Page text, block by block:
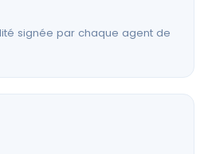
signée par chaque agent de